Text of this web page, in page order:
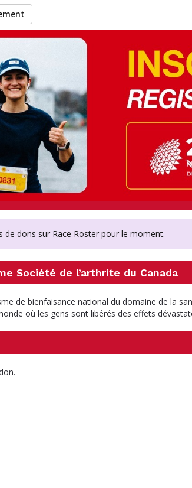
de l’arthrite
de dons sur Race Roster pour le moment.
Société de l’arthrite du Canada
de bienfaisance national du domaine de la
où les gens sont libérés des effets